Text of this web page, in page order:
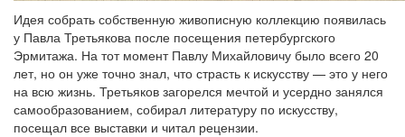
Идея собрать собственную живописную коллекцию появилась
у Павла Третьякова после посещения петербургского
Эрмитажа. На тот момент Павлу Михайловичу было всего 20
лет, но он уже точно знал, что страсть к искусству — это у него
на всю жизнь. Третьяков загорелся мечтой и усердно занялся
самообразованием, собирал литературу по искусству,
посещал все выставки и читал рецензии.